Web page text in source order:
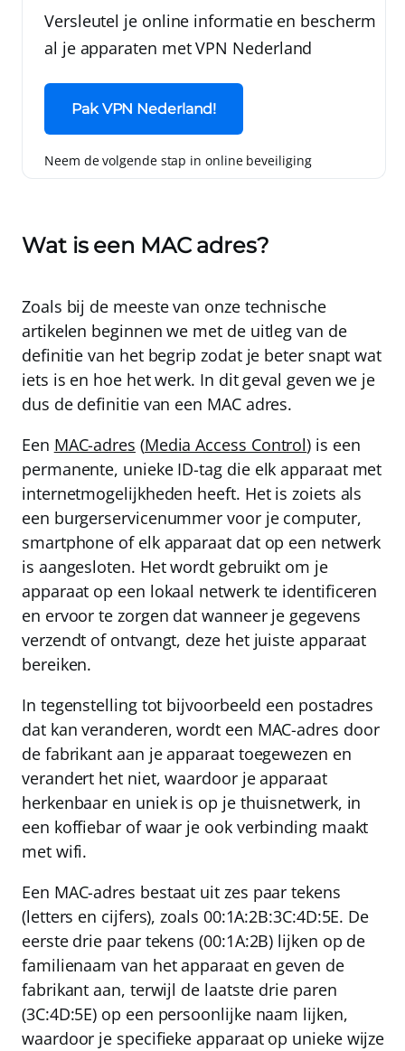
Versleutel je online informatie en bescherm
al je apparaten metVPN Nederland
Pak VPN Nederland!
Neem de volgende stap in online beveiliging
Wat is een MAC adres?
Zoals bij de meeste van onze technische
artikelen beginnen we met de uitleg van de
definitie van het begrip zodat je beter snapt wat
iets is en hoe het werk. In dit geval geven we je
dus de definitie van een MAC adres.
Een MAC-adres (Media Access Control) is een
permanente, unieke ID-tag die elk apparaat met
internetmogelijkheden heeft. Het is zoiets als
een burgerservicenummer voor je computer,
smartphone of elk apparaat dat op een netwerk
is aangesloten. Het wordt gebruikt om je
apparaat op een lokaal netwerk te identificeren
en ervoor te zorgen dat wanneer je gegevens
verzendt of ontvangt, deze het juiste apparaat
bereiken.
In tegenstelling tot bijvoorbeeld een postadres
dat kan veranderen, wordt een MAC-adres door
de fabrikant aan je apparaat toegewezen en
verandert het niet, waardoor je apparaat
herkenbaar en uniek is op je thuisnetwerk, in
een koffiebar of waar je ook verbinding maakt
met wifi.
Een MAC-adres bestaat uit zes paar tekens
(letters en cijfers), zoals 00:1A:2B:3C:4D:5E. De
eerste drie paar tekens (00:1A:2B) lijken op de
familienaam van het apparaaten geven de
fabrikant aan, terwijl de laatste drie paren
(3C:4D:5E) op een persoonlijke naam lijken,
waardoor je specifieke apparaatop unieke wijze